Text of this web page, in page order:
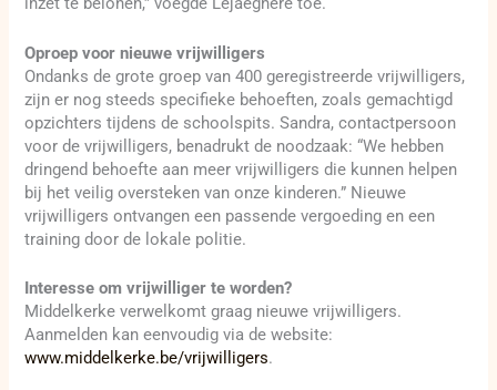
Oproep voor nieuwe vrijwilligers
Ondanks de grote groep van 400 geregistreerde vrijwilligers,
zijn er nog steeds specifieke behoeften, zoals gemachtigd
opzichters tijdens de schoolspits. Sandra, contactpersoon
voor de vrijwilligers, benadrukt de noodzaak: “We hebben
dringend behoefte aan meer vrijwilligers die kunnen helpen
bij het veilig oversteken van onze kinderen.” Nieuwe
vrijwilligers ontvangen een passende vergoeding en een
training door de lokale politie.
Interesse om vrijwilliger te worden?
Middelkerke verwelkomt graag nieuwe vrijwilligers.
Aanmelden kan eenvoudig via de website:
www.middelkerke.be/vrijwilligers.